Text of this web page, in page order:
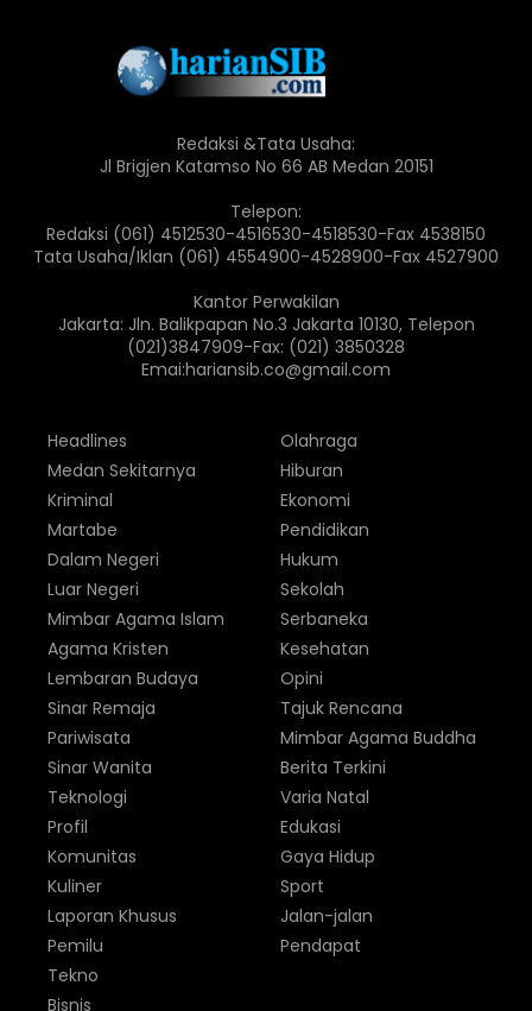
Redaksi &Tata Usaha:
Jl Brigjen Katamso No 66 AB Medan 20151
Telepon:
Redaksi (061) 4512530-4516530-4518530-Fax 4538150
Tata Usaha/Iklan (061) 4554900-4528900-Fax 4527900
Kantor Perwakilan
Jakarta: Jln. Balikpapan No.3 Jakarta 10130, Telepon
(021)3847909-Fax: (021) 3850328
Emai:hariansib.co@gmail.com
Headlines
Medan Sekitarnya
Kriminal
Martabe
Dalam Negeri
Luar Negeri
Olahraga
Hiburan
Ekonomi
Pendidikan
Hukum
Sekolah
Mimbar Agama Islam
Agama Kristen
Lembaran Budaya
Sinar Remaja
Pariwisata
Sinar Wanita
Serbaneka
Kesehatan
Opini
Tajuk Rencana
Mimbar Agama Buddha
Berita Terkini
Teknologi
Profil
Komunitas
Kuliner
Laporan Khusus
Pemilu
Varia Natal
Edukasi
Gaya Hidup
Sport
Jalan-jalan
Pendapat
Tekno
Bisnis